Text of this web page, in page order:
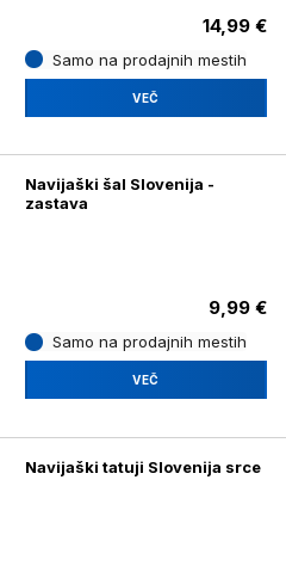
14,99 €
Samo na prodajnih mestih
VEČ
Navijaški šal Slovenija -
zastava
9,99 €
Samo na prodajnih mestih
VEČ
Navijaški tatuji Slovenija srce